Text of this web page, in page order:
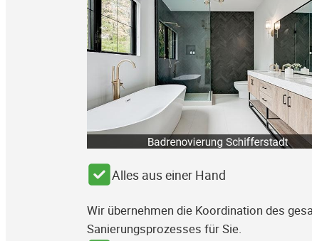
Alles aus einer Hand
Wir übernehmen die Koordination des
Sanierungsprozesses für Sie.